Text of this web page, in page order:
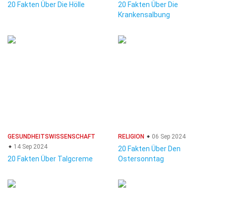
20 Fakten Über Die Hölle
20 Fakten Über Die
Krankensalbung
GESUNDHEITSWISSENSCHAFT
14 Sep 2024
20 Fakten Über Talgcreme
RELIGION 06 Sep 2024
20 Fakten Über Den
Ostersonntag